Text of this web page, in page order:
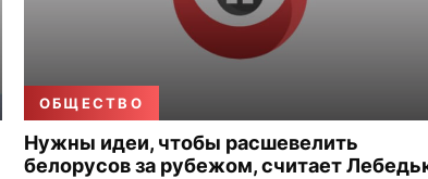
ОБЩЕСТВО
Нужны идеи, чтобы расшевелить
белорусов за рубежом, считает